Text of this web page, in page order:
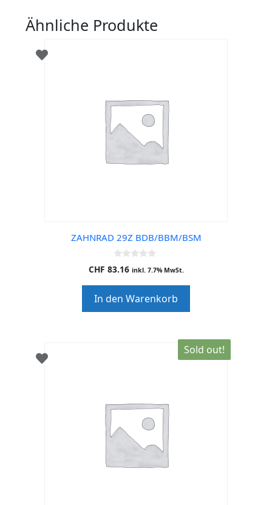
Ähnliche Produkte
ZAHNRAD 29Z BDB/BBM/BSM
0
o
o
f
5
CHF 83.16 inkl. 7.7% MwSt.
In den Warenkorb
Sold out!